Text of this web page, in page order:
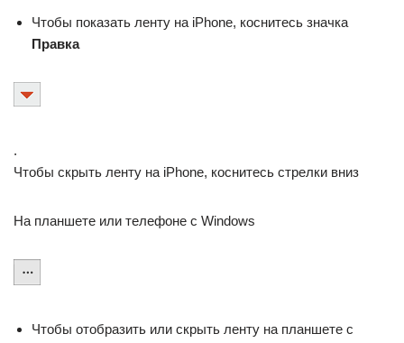
Чтобы показать ленту на iPhone, коснитесь значка
Правка
.
Чтобы скрыть ленту на iPhone, коснитесь стрелки вниз
На планшете или телефоне с Windows
Чтобы отобразить или скрыть ленту на планшете с